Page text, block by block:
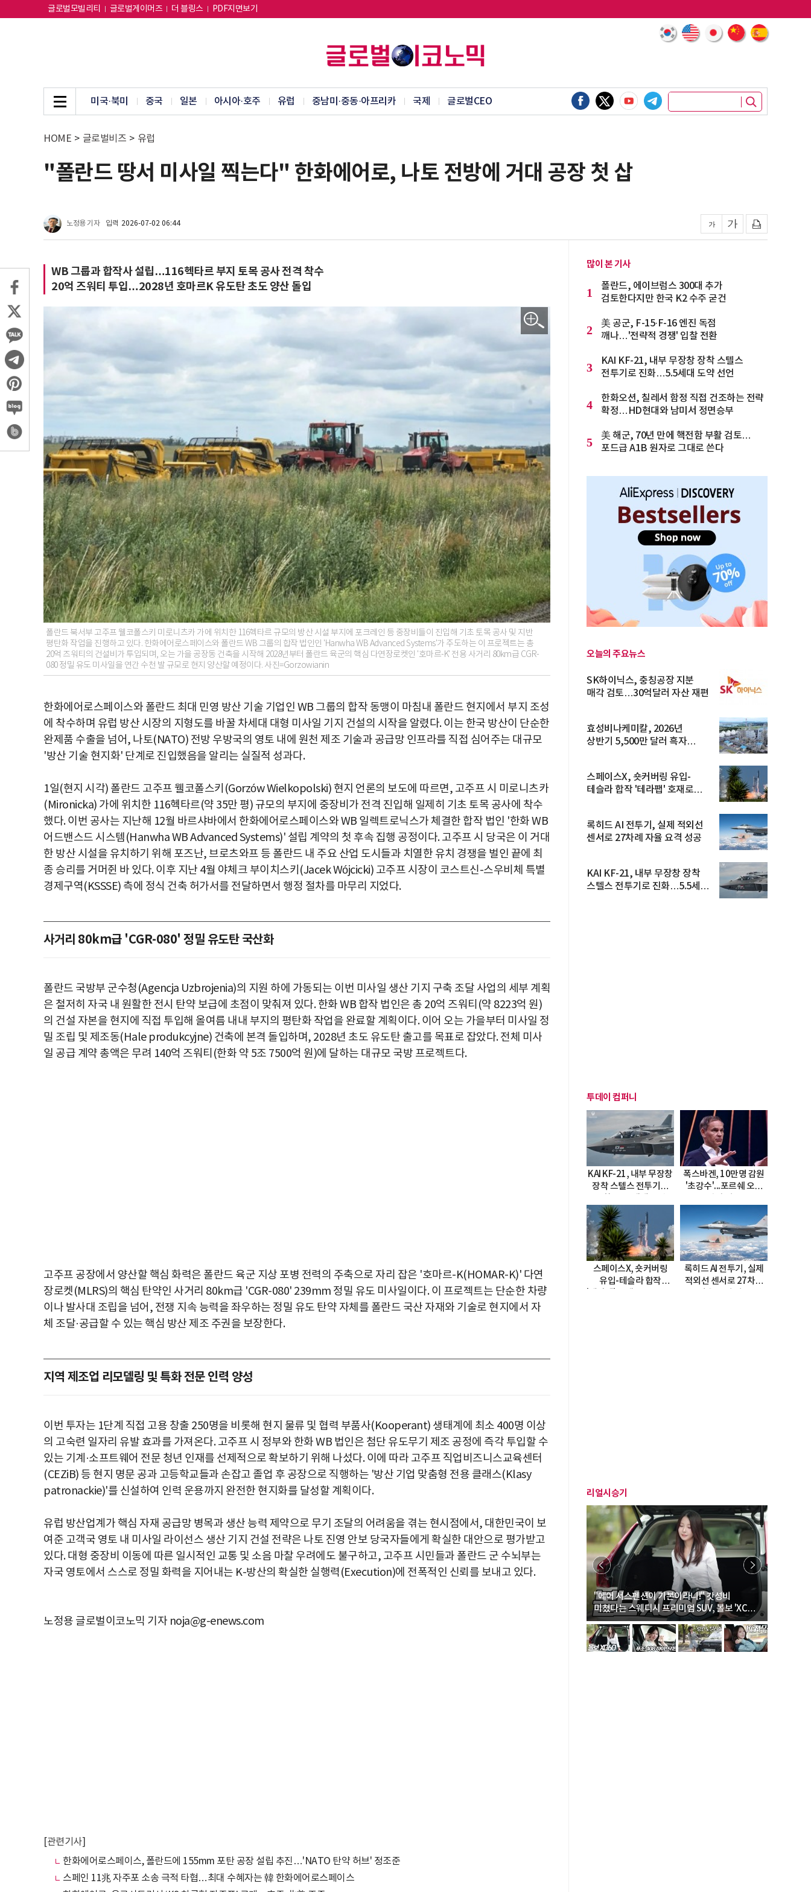
글로벌모빌리티 글로벌게이머즈 더 블링스 PDF지면보기
미국·북미 중국 일본 아시아·호주 유럽 중남미·중동·아프리카 국제 글로벌CEO
HOME > 글로벌비즈 > 유럽
"폴란드 땅서 미사일 찍는다" 한화에어로, 나토 전방에 거대 공장 첫 삽
노정용 기자 입력 2026-07-02 06:44
WB 그룹과 합작사 설립…116헥타르 부지 토목 공사 전격 착수
20억 즈워티 투입…2028년 호마르K 유도탄 초도 양산 돌입
폴란드 북서부 고주프 웰코폴스키 미로니츠카 가에 위치한 116헥타르 규모의 방산 시설 부지에 포크레인 등 중장비들이 진입해 기초 토목 공사 및 지반
평탄화 작업을 진행하고 있다. 한화에어로스페이스와 폴란드 WB 그룹의 합작 법인인 'Hanwha WB Advanced Systems'가 주도하는 이 프로젝트는 총
20억 즈워티의 건설비가 투입되며, 오는 가을 공장동 건축을 시작해 2028년부터 폴란드 육군의 핵심 다연장로켓인 '호마르-K' 전용 사거리 80km급 CGR-
080 정밀 유도 미사일을 연간 수천 발 규모로 현지 양산할 예정이다. 사진=Gorzowianin
한화에어로스페이스와 폴란드 최대 민영 방산 기술 기업인 WB 그룹의 합작 동맹이 마침내 폴란드 현지에서 부지 조성
에 착수하며 유럽 방산 시장의 지형도를 바꿀 차세대 대형 미사일 기지 건설의 시작을 알렸다. 이는 한국 방산이 단순한
완제품 수출을 넘어, 나토(NATO) 전방 우방국의 영토 내에 원천 제조 기술과 공급망 인프라를 직접 심어주는 대규모
'방산 기술 현지화' 단계로 진입했음을 알리는 실질적 성과다.
1일(현지 시각) 폴란드 고주프 웰코폴스키(Gorzów Wielkopolski) 현지 언론의 보도에 따르면, 고주프 시 미로니츠카
(Mironicka) 가에 위치한 116헥타르(약 35만 평) 규모의 부지에 중장비가 전격 진입해 일제히 기초 토목 공사에 착수
했다. 이번 공사는 지난해 12월 바르샤바에서 한화에어로스페이스와 WB 일렉트로닉스가 체결한 합작 법인 '한화 WB
어드밴스드 시스템(Hanwha WB Advanced Systems)' 설립 계약의 첫 후속 집행 공정이다. 고주프 시 당국은 이 거대
한 방산 시설을 유치하기 위해 포즈난, 브로츠와프 등 폴란드 내 주요 산업 도시들과 치열한 유치 경쟁을 벌인 끝에 최
종 승리를 거머쥔 바 있다. 이후 지난 4월 야체크 부이치스키(Jacek Wójcicki) 고주프 시장이 코스트신-스우비체 특별
경제구역(KSSSE) 측에 정식 건축 허가서를 전달하면서 행정 절차를 마무리 지었다.
사거리 80km급 'CGR-080' 정밀 유도탄 국산화
폴란드 국방부 군수청(Agencja Uzbrojenia)의 지원 하에 가동되는 이번 미사일 생산 기지 구축 조달 사업의 세부 계획
은 철저히 자국 내 원활한 전시 탄약 보급에 초점이 맞춰져 있다. 한화 WB 합작 법인은 총 20억 즈워티(약 8223억 원)
의 건설 자본을 현지에 직접 투입해 올여름 내내 부지의 평탄화 작업을 완료할 계획이다. 이어 오는 가을부터 미사일 정
밀 조립 및 제조동(Hale produkcyjne) 건축에 본격 돌입하며, 2028년 초도 유도탄 출고를 목표로 잡았다. 전체 미사
일 공급 계약 총액은 무려 140억 즈워티(한화 약 5조 7500억 원)에 달하는 대규모 국방 프로젝트다.
고주프 공장에서 양산할 핵심 화력은 폴란드 육군 지상 포병 전력의 주축으로 자리 잡은 '호마르-K(HOMAR-K)' 다연
장로켓(MLRS)의 핵심 탄약인 사거리 80km급 'CGR-080' 239mm 정밀 유도 미사일이다. 이 프로젝트는 단순한 차량
이나 발사대 조립을 넘어, 전쟁 지속 능력을 좌우하는 정밀 유도 탄약 자체를 폴란드 국산 자재와 기술로 현지에서 자
체 조달·공급할 수 있는 핵심 방산 제조 주권을 보장한다.
지역 제조업 리모델링 및 특화 전문 인력 양성
이번 투자는 1단계 직접 고용 창출 250명을 비롯해 현지 물류 및 협력 부품사(Kooperant) 생태계에 최소 400명 이상
의 고숙련 일자리 유발 효과를 가져온다. 고주프 시 정부와 한화 WB 법인은 첨단 유도무기 제조 공정에 즉각 투입할 수
있는 기계·소프트웨어 전문 청년 인재를 선제적으로 확보하기 위해 나섰다. 이에 따라 고주프 직업비즈니스교육센터
(CEZiB) 등 현지 명문 공과 고등학교들과 손잡고 졸업 후 공장으로 직행하는 '방산 기업 맞춤형 전용 클래스(Klasy
patronackie)'를 신설하여 인력 운용까지 완전한 현지화를 달성할 계획이다.
유럽 방산업계가 핵심 자재 공급망 병목과 생산 능력 제약으로 무기 조달의 어려움을 겪는 현시점에서, 대한민국이 보
여준 고객국 영토 내 미사일 라이선스 생산 기지 건설 전략은 나토 진영 안보 당국자들에게 확실한 대안으로 평가받고
있다. 대형 중장비 이동에 따른 일시적인 교통 및 소음 마찰 우려에도 불구하고, 고주프 시민들과 폴란드 군 수뇌부는
자국 영토에서 스스로 정밀 화력을 지어내는 K-방산의 확실한 실행력(Execution)에 전폭적인 신뢰를 보내고 있다.
노정용 글로벌이코노믹 기자 noja@g-enews.com
[관련기사]
한화에어로스페이스, 폴란드에 155mm 포탄 공장 설립 추진…'NATO 탄약 허브' 정조준
스페인 11兆 자주포 소송 극적 타협…최대 수혜자는 韓 한화에어로스페이스
많이 본 기사
1
폴란드, 에이브럼스 300대 추가
검토한다지만 한국 K2 수주 굳건
2
美 공군, F-15·F-16 엔진 독점
깨나…'전략적 경쟁' 입찰 전환
3
KAI KF-21, 내부 무장창 장착 스텔스
전투기로 진화…5.5세대 도약 선언
4
한화오션, 칠레서 함정 직접 건조하는 전략
확정…HD현대와 남미서 정면승부
5
美 해군, 70년 만에 핵전함 부활 검토…
포드급 A1B 원자로 그대로 쓴다
오늘의 주요뉴스
SK하이닉스, 충칭공장 지분
매각 검토…30억달러 자산 재편
효성비나케미칼, 2026년
상반기 5,500만 달러 흑자
스페이스X, 숏커버링 유입-
테슬라 합작 '테라팹' 호재로
록히드 AI 전투기, 실제 적외선
센서로 27차례 자율 요격 성공
KAI KF-21, 내부 무장창 장착
스텔스 전투기로 진화…5.5세대
투데이 컴퍼니
KAI KF-21, 내부 무장창
장착 스텔스 전투기로
폭스바겐, 10만명 감원
'초강수'...포르쉐 오너
스페이스X, 숏커버링
유입-테슬라 합작
록히드 AI 전투기, 실제
적외선 센서로 27차례
리얼시승기
"에어 서스펜션이 기본이라니!" 갓성비
미쳤다는 스웨디시 프리미엄 SUV, 볼보 'XC60
B5 울트라'